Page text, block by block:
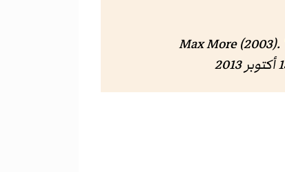
Max More (2003).